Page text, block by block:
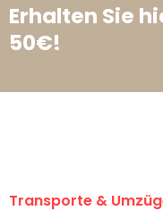
Erhalten Sie
50€!
Transporte &